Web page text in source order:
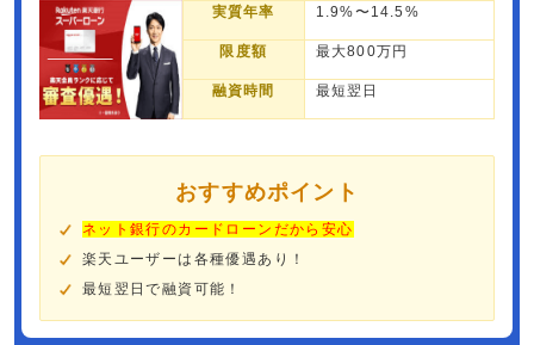
実質年率 1.9%〜14.5%
限度額 最大800万円
融資時間 最短翌日
おすすめポイント
ネット銀行のカードローンだから安心
楽天ユーザーは各種優遇あり！
最短翌日で融資可能！